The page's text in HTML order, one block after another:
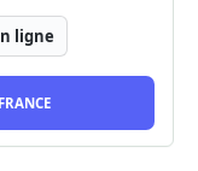
ligne